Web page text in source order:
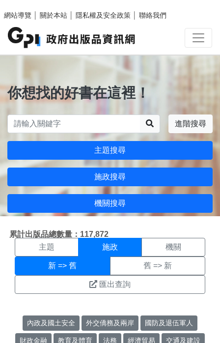
網站導覽
關於本站 隱私權及安全政策 聯絡我們
你想找的好書在這裡！
進階搜尋
主題搜尋
施政搜尋
機關搜尋
累計出版品總數量：117,872
施政搜尋結果頁面
主題 施政 機關
新 => 舊 舊 => 新
匯出查詢
內政及國土安全 外交僑務及兩岸 國防及退伍軍人
財政金融 教育及體育 法務 經濟貿易 交通及建設